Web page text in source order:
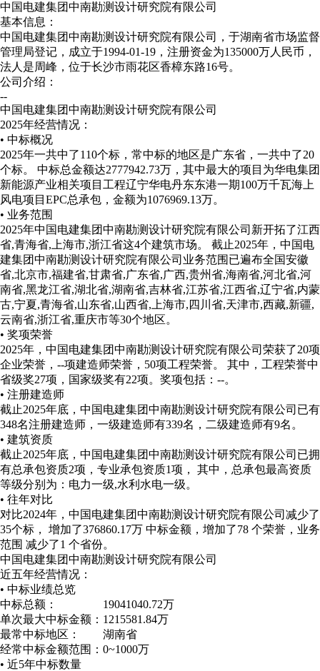
中国电建集团中南勘测设计研究院有限公司
基本信息：
中国电建集团中南勘测设计研究院有限公司，于湖南省市场监督
管理局登记，成立于1994-01-19，注册资金为135000万人民币，
法人是周峰，位于长沙市雨花区香樟东路16号。
公司介绍：
--
中国电建集团中南勘测设计研究院有限公司
2025年经营情况：
• 中标概况
2025年一共中了110个标，常中标的地区是广东省，一共中了20
个标。 中标总金额达2777942.73万，其中最大的项目为华电集团
新能源产业相关项目工程辽宁华电丹东东港一期100万千瓦海上
风电项目EPC总承包，金额为1076969.13万。
• 业务范围
2025年中国电建集团中南勘测设计研究院有限公司新开拓了江西
省,青海省,上海市,浙江省这4个建筑市场。
截止2025年，中国电
建集团中南勘测设计研究院有限公司业务范围已遍布全国安徽
省,北京市,福建省,甘肃省,广东省,广西,贵州省,海南省,河北省,河
南省,黑龙江省,湖北省,湖南省,吉林省,江苏省,江西省,辽宁省,内蒙
古,宁夏,青海省,山东省,山西省,上海市,四川省,天津市,西藏,新疆,
云南省,浙江省,重庆市等30个地区。
• 奖项荣誉
2025年，中国电建集团中南勘测设计研究院有限公司荣获了20项
企业荣誉，--项建造师荣誉，50项工程荣誉。 其中，工程荣誉中
省级奖27项，国家级奖有22项。 奖项包括：--。
• 注册建造师
截止2025年底，中国电建集团中南勘测设计研究院有限公司已有
348名注册建造师，一级建造师有339名，二级建造师有9名。
• 建筑资质
截止2025年底，中国电建集团中南勘测设计研究院有限公司已拥
有总承包资质2项，专业承包资质1项， 其中，总承包最高资质
等级分别为：电力一级,水利水电一级。
• 往年对比
对比2024年，中国电建集团中南勘测设计研究院有限公司减少了
35个标， 增加了376860.17万 中标金额，增加了78 个荣誉，业务
范围 减少了1 个省份。
中国电建集团中南勘测设计研究院有限公司
近五年经营情况：
• 中标业绩总览
中标总额：
19041040.72万
单次最大中标金额： 1215581.84万
最常中标地区：
湖南省
经常中标金额范围： 0~1000万
• 近5年中标数量